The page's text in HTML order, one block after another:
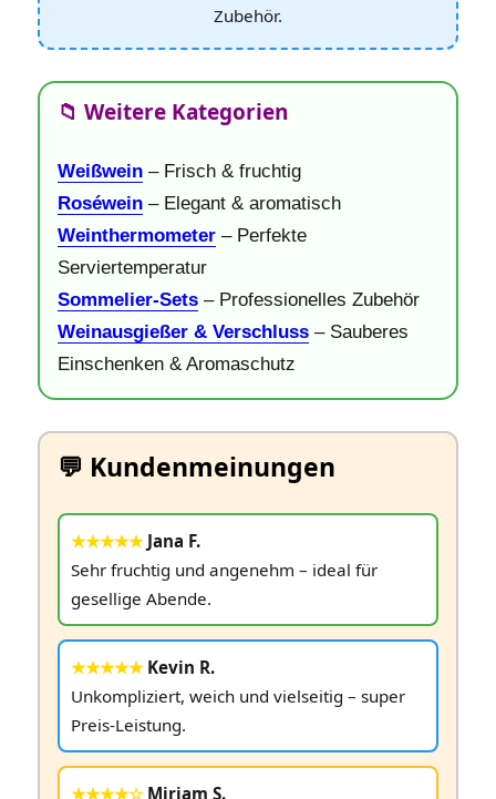
Zubehör.
📁 Weitere Kategorien
Weißwein – Frisch & fruchtig
Roséwein – Elegant & aromatisch
Weinthermometer – Perfekte
Serviertemperatur
Sommelier‑Sets – Professionelles Zubehör
Weinausgießer & Verschluss – Sauberes
Einschenken & Aromaschutz
💬 Kundenmeinungen
★★★★★Jana F.
Sehr fruchtig und angenehm – ideal für
gesellige Abende.
★★★★★Kevin R.
Unkompliziert, weich und vielseitig – super
Preis‑Leistung.
★★★★☆Miriam S.